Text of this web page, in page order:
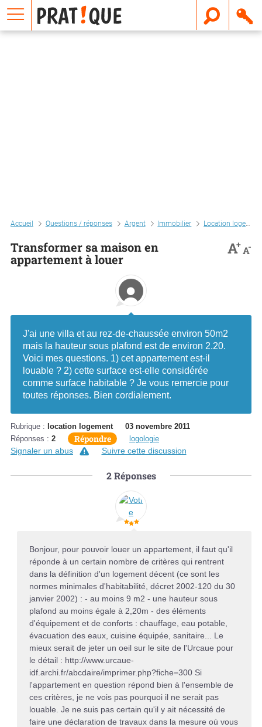
Accueil Questions / réponses Argent Immobilier Location logement
Transformer sa maison en
appartement à louer
A+A-
J'ai une villa et au rez-de-chaussée environ 50m2
mais la hauteur sous plafond est de environ 2.20.
Voici mes questions. 1) cet appartement est-il
louable ? 2) cette surface est-elle considérée
comme surface habitable ? Je vous remercie pour
toutes réponses. Bien cordialement.
Rubrique : location logement
03 novembre 2011
Réponses : 2 Répondre logologie
Signaler un abus Suivre cette discussion
2Réponses
Bonjour, pour pouvoir louer un appartement, il faut qu'il
réponde à un certain nombre de critères qui rentrent
dans la définition d'un logement décent (ce sont les
normes minimales d'habitabilité, décret 2002-120 du 30
janvier 2002) : - au moins 9 m2 - une hauteur sous
plafond au moins égale à 2,20m - des éléments
d'équipement et de conforts : chauffage, eau potable,
évacuation des eaux, cuisine équipée, sanitaire... Le
mieux serait de jeter un oeil sur le site de l'Urcaue pour
le détail : http://www.urcaue-
idf.archi.fr/abcdaire/imprimer.php?fiche=300 Si
l'appartement en question répond bien à l'ensemble de
ces critères, je ne vois pas pourquoi il ne serait pas
louable. Je ne suis pas certain qu'il y ait nécessité de
faire une déclaration de travaux dans la mesure où vous
E
m
a